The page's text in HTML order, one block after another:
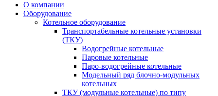
О компании
Оборудование
Котельное оборудование
Транспортабельные котельные установки
(ТКУ)
Водогрейные котельные
Паровые котельные
Паро-водогрейные котельные
Модельный ряд блочно-модульных
котельных
ТКУ (модульные котельные) по типу